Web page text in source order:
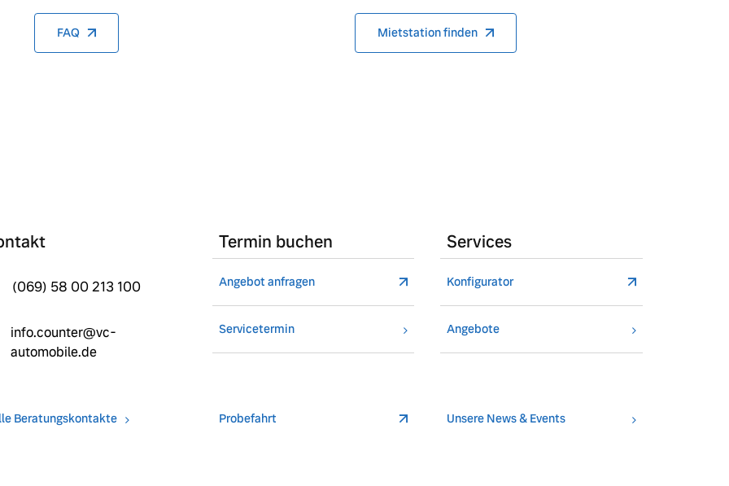
FAQ Mietstation finden
(069) 58 00 213 100
info.counter@vc-
automobile.de
Beratungskontakte
Termin buchen
Angebot anfragen
Servicetermin
Probefahrt
Services
Konfigurator
Angebote
Unsere News & Events